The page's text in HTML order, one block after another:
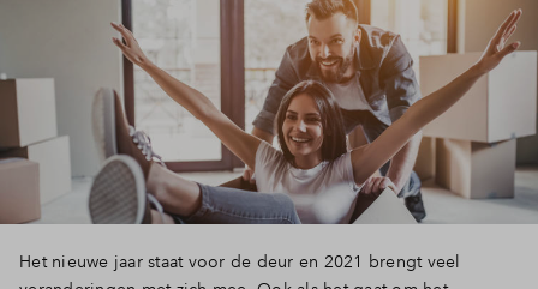
Het nieuwe jaar staat voor de deur en 2021 brengt veel